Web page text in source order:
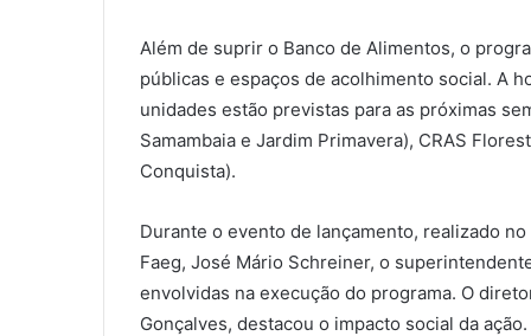
Além de suprir o Banco de Alimentos, o
públicas e espaços de acolhimento social. A
unidades estão previstas para as próximas
Samambaia e Jardim Primavera), CRAS
Conquista).
Durante o evento de lançamento, realizado
Faeg, José Mário Schreiner, o
envolvidas na execução do programa. O
Gonçalves, destacou o impacto social da